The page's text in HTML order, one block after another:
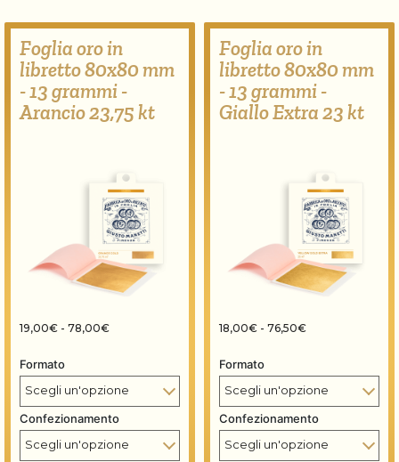
Foglia oro in
libretto 80x80 mm
- 13 grammi -
Arancio 23,75 kt
19,00€ - 78,00€Fascia di prezzo: da 19,00€ a 78,00€
Formato
Confezionamento
Foglia oro in
libretto 80x80 mm
- 13 grammi -
Giallo Extra 23 kt
18,00€ - 76,50€Fascia di
Formato
Confezionamento